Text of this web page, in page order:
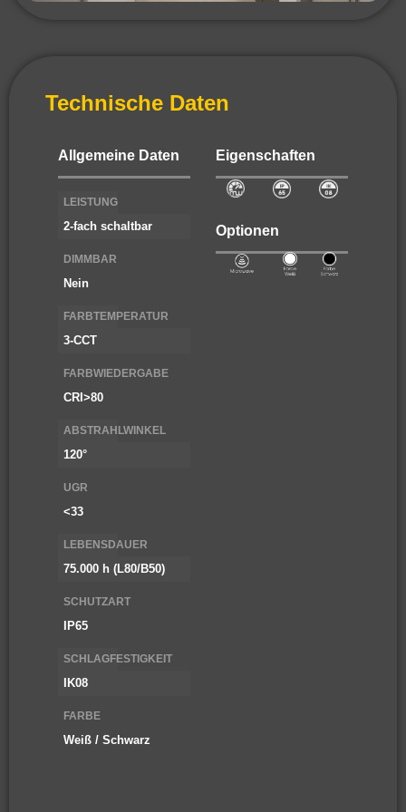
Technische Daten
Allgemeine Daten
LEISTUNG
2-fach schaltbar
DIMMBAR
Nein
FARBTEMPERATUR
3-CCT
FARBWIEDERGABE
CRI>80
ABSTRAHLWINKEL
120°
UGR
<33
LEBENSDAUER
75.000 h (L80/B50)
SCHUTZART
IP65
SCHLAGFESTIGKEIT
IK08
FARBE
Weiß / Schwarz
Eigenschaften
Optionen